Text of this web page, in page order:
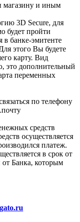
магазину и иным
3D Secure, для
будет пройти
в банке-эмитенте
этого Вы будете
карту. Вид
это дополнительный
переменных
по телефону
средств
осуществляется
платеж.
в срок от
от Банка, которым